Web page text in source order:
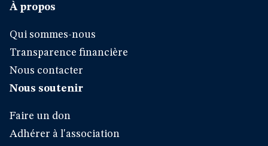
À propos
Qui sommes-nous
Transparence financière
Nous contacter
Nous soutenir
Faire un don
Adhérer à l'association